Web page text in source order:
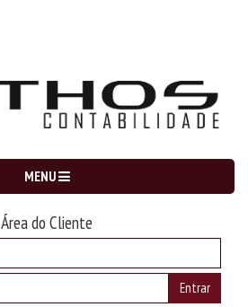
MENU
Área do Cliente
Entrar